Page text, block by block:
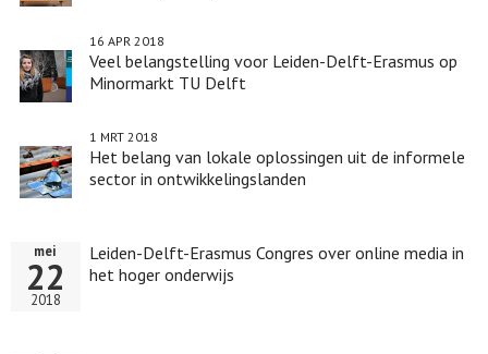
Veel belangstelling voor Leiden-Delft-Erasmus op
Minormarkt TU Delft
16 APR 2018
Het belang van lokale oplossingen uit de informele
sector in ontwikkelingslanden
1 MRT 2018
Leiden-Delft-Erasmus Congres over online media in
het hoger onderwijs
mei
22
2018